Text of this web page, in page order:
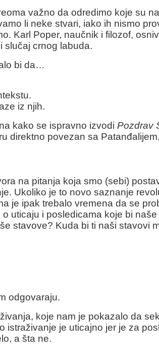
važno da odredimo koje su
li neke stvari, iako ih nismo
Karl Poper, naučnik i filozof,
slučaj crnog labuda.
bi da…
iz njih.
kako se ispravno izvodi Pozdrav
direktno povezan sa
na pitanja koja smo (sebi)
Ukoliko je to novo saznanje
je ipak trebalo vremena da se
uticaju i posledicama koje bi
stavove? Kuda bi ti naši stavovi
odgovaraju.
koje nam je pokazalo da
je uticajno jer je za
a šta ne.